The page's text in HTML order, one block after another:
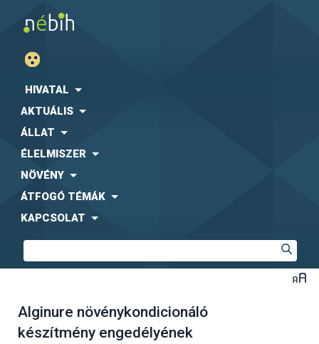
HIVATAL
AKTUÁLIS
ÁLLAT
ÉLELMISZER
NÖVÉNY
ÁTFOGÓ TÉMÁK
KAPCSOLAT
Alginure növénykondicionáló
készítmény engedélyének